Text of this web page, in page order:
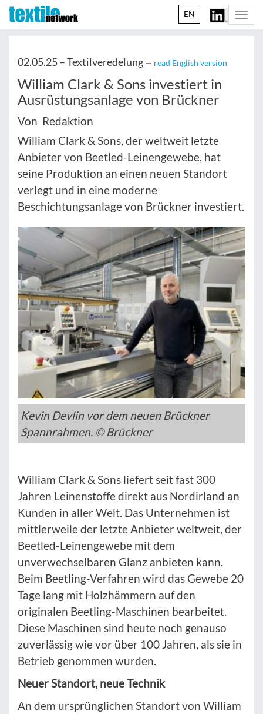
EN
02.05.25 –Textilveredelung — read English version
William Clark & Sons investiert in
Ausrüstungsanlage von Brückner
Von Redaktion
William Clark & Sons, der weltweit letzte
Anbieter von Beetled-Leinengewebe, hat
seine Produktion an einen neuen Standort
verlegt und in eine moderne
Beschichtungsanlage von Brückner investiert.
Kevin Devlin vor dem neuen Brückner
Spannrahmen. © Brückner
William Clark & Sons liefert seit fast 300
Jahren Leinenstoffe direkt aus Nordirland an
Kunden in aller Welt. Das Unternehmen ist
mittlerweile der letzte Anbieter weltweit, der
Beetled-Leinengewebe mit dem
unverwechselbaren Glanz anbieten kann.
Beim Beetling-Verfahren wird das Gewebe 20
Tage lang mit Holzhämmern auf den
originalen Beetling-Maschinen bearbeitet.
Diese Maschinen sind heute noch genauso
zuverlässig wie vor über 100 Jahren, als sie in
Betrieb genommen wurden.
Neuer Standort, neue Technik
An dem ursprünglichen Standort von William